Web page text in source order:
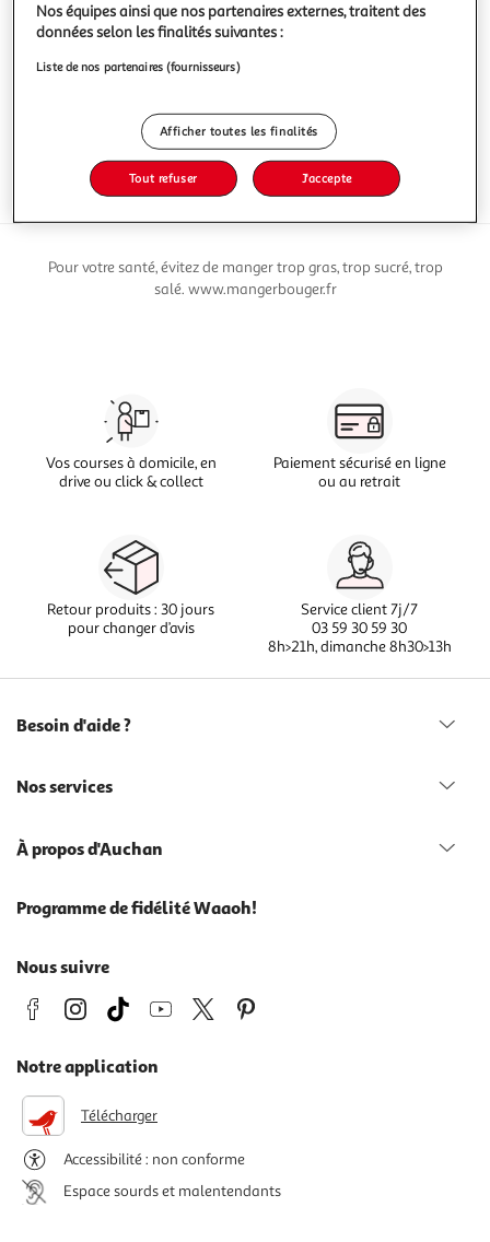
Afficher le prix
Avis clients
Pour votre santé, évitez de manger trop gras, trop sucré, trop
salé. www.mangerbouger.fr
Vos courses à domicile, en
drive ou click & collect
Paiement sécurisé en ligne
ou au retrait
Retour produits : 30 jours
pour changer d’avis
Service client 7j/7
03 59 30 59 30
8h>21h, dimanche 8h30>13h
Besoin d'aide ?
Nos services
À propos d'Auchan
Programme de fidélité Waaoh!
Nous suivre
Notre application
Télécharger
Accessibilité : non conforme
Espace sourds et malentendants
Nos équipes ainsi que nos partenaires externes, traitent des
données selon les finalités suivantes :
Liste de nos partenaires (fournisseurs)
Afficher toutes les finalités
Tout refuser J'accepte